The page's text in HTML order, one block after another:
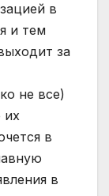
в
и тем
за
не все)
их
в
в